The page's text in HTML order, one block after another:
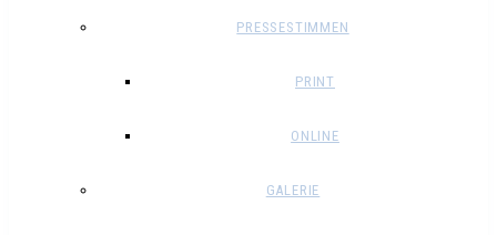
PRESSESTIMMEN
PRINT
ONLINE
GALERIE